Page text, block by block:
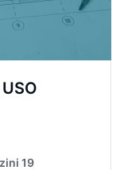
19